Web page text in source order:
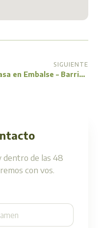
SIGUIENTE
Casa en Embalse – Barrio Santa Isabel
dentro de las 48
con vos.